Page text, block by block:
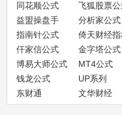
同花顺公式
飞狐股票
益盟操盘手
分析家公式
指南针公式
倚天财经
仟家信公式
金字塔公式
博易大师公式
MT4公式
钱龙公式
UP系列
东财通
文华财经